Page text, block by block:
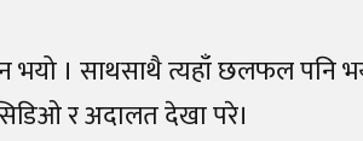
भयो । साथसाथै त्यहाँ छलफल पनि
र अदालत देखा परे।